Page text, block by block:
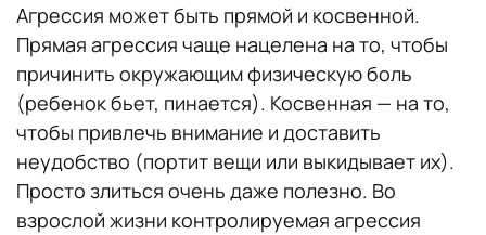
Агрессия может быть прямой и косвенной.
Прямая агрессия чаще нацелена на то, чтобы
причинить окружающим физическую боль
(ребенок бьет, пинается). Косвенная — на то,
чтобы привлечь внимание и доставить
неудобство (портит вещи или выкидывает их).
Просто злиться очень даже полезно. Во
взрослой жизни контролируемая агрессия